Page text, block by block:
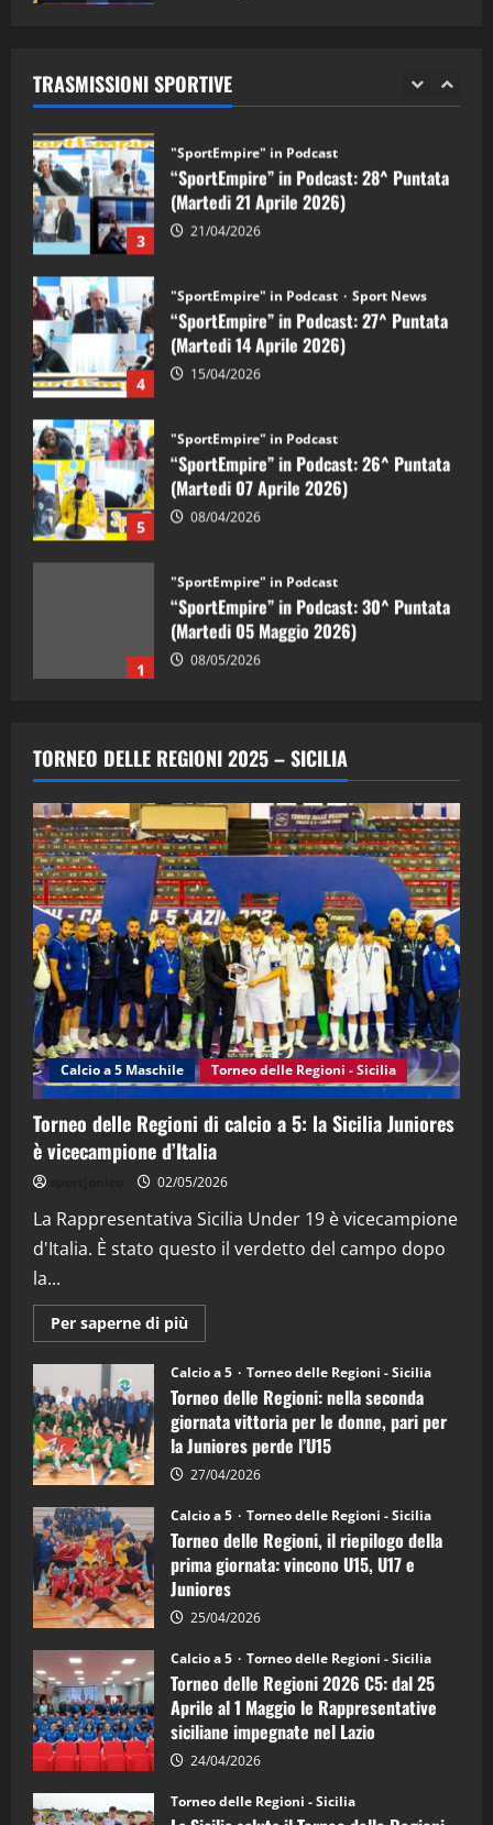
TRASMISSIONI SPORTIVE
2 28/04/2026
3
"SportEmpire" in Podcast
“SportEmpire” in Podcast: 28^ Puntata
(Martedi 21 Aprile 2026)
21/04/2026
4
"SportEmpire" in Podcast Sport News
“SportEmpire” in Podcast: 27^ Puntata
(Martedi 14 Aprile 2026)
15/04/2026
5
"SportEmpire" in Podcast
“SportEmpire” in Podcast: 26^ Puntata
(Martedi 07 Aprile 2026)
08/04/2026
1
"SportEmpire" in Podcast
“SportEmpire” in Podcast: 30^ Puntata
(Martedi 05 Maggio 2026)
08/05/2026
2
“SportEmpire” in Podcast: 29^ Puntata
(Martedi 28 Aprile 2026)
3
"SportEmpire" in Podcast
“SportEmpire” in Podcast: 28^ Puntata
(Martedi 21 Aprile 2026)
21/04/2026
4
"SportEmpire" in Podcast Sport News
“SportEmpire” in Podcast: 27^ Puntata
(Martedi 14 Aprile 2026)
15/04/2026
"SportEmpire" in Podcast
“SportEmpire” in Podcast: 26^ Puntata
08/04/2026
TORNEO DELLE REGIONI 2025 – SICILIA
Calcio a 5 Maschile Torneo delle Regioni - Sicilia
Torneo delle Regioni di calcio a 5: la Sicilia Juniores
è vicecampione d’Italia
02/05/2026
La Rappresentativa Sicilia Under 19 è vicecampione
d'Italia. È stato questo il verdetto del campo dopo
la...
Per saperne di più
informazioni
Torneo
delle
Regioni
di
calcio
a
5:
la
Juniores
è
vicecampione
d’Italia
Calcio a 5 Torneo delle Regioni - Sicilia
Torneo delle Regioni: nella seconda
giornata vittoria per le donne, pari per
la Juniores perde l’U15
27/04/2026
Calcio a 5 Torneo delle Regioni - Sicilia
Torneo delle Regioni, il riepilogo della
prima giornata: vincono U15, U17 e
Juniores
25/04/2026
Calcio a 5 Torneo delle Regioni - Sicilia
Torneo delle Regioni 2026 C5: dal 25
Aprile al 1 Maggio le Rappresentative
siciliane impegnate nel Lazio
24/04/2026
Torneo delle Regioni - Sicilia